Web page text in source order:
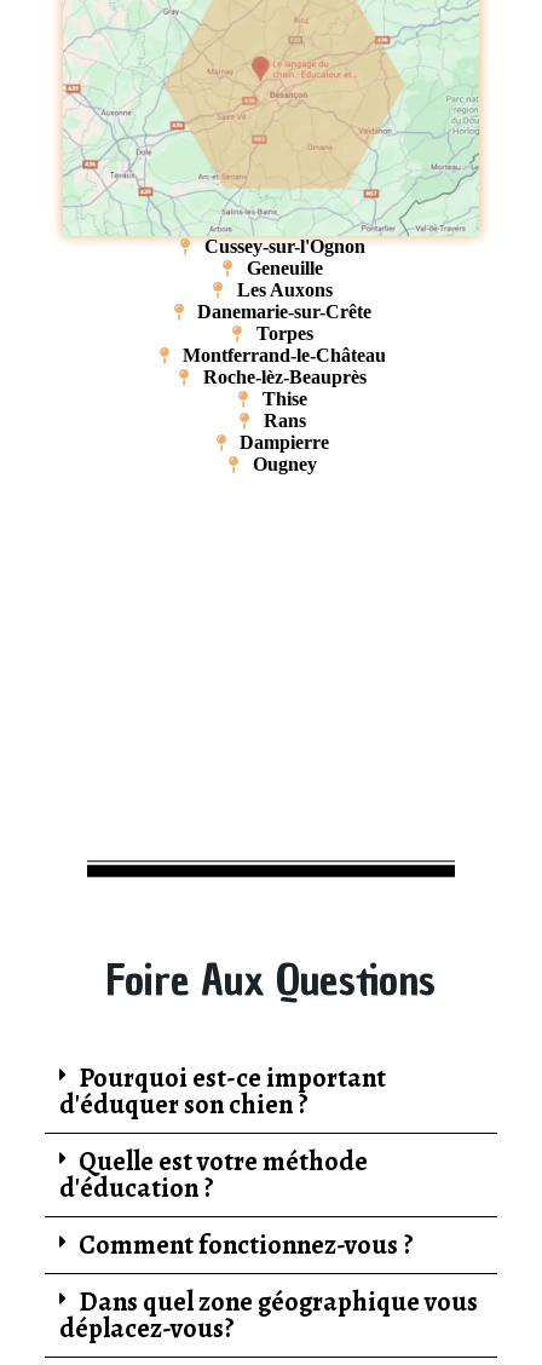
Cussey-sur-l'Ognon
Geneuille
Les Auxons
Danemarie-sur-Crête
Torpes
Montferrand-le-Château
Roche-lèz-Beauprès
Thise
Rans
Dampierre
Ougney
Foire Aux Questions
Pourquoi est-ce important
d'éduquer son chien ?
Quelle est votre méthode
d'éducation ?
Comment fonctionnez-vous ?
Dans quel zone géographique vous
déplacez-vous?